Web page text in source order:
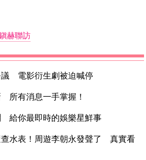
赫聯訪
議 電影衍生劇被迫喊停
所有消息一手掌握！
給你最即時的娛樂星鮮事
查水表！周遊李朝永發聲了 真實看